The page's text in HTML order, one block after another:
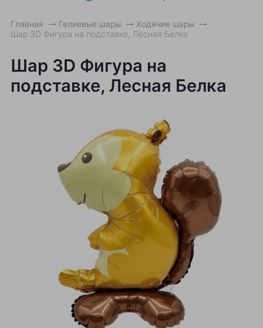
Главная Гелиевые шары
Ходячие шары
Шар 3D Фигура на подставке, Лесная Белка
Шар 3D Фигура на
подставке, Лесная Белка